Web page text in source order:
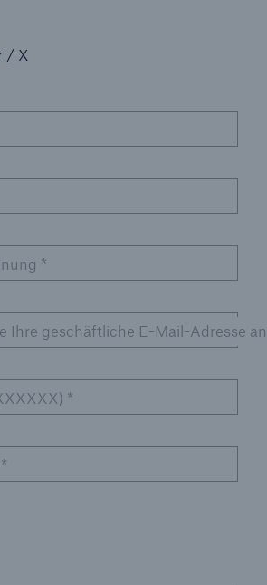
/ X
*
Ihre geschäftliche E-Mail-Adresse
*
*